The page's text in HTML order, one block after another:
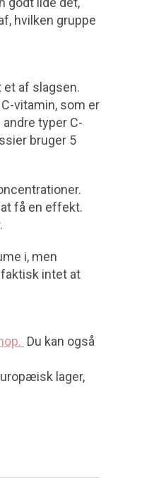
hvilken gruppe
et af slagsen.
vitamin, som er
typer C-
bruger 5
få en effekt.
i, men
intet at
Du kan også
lager,